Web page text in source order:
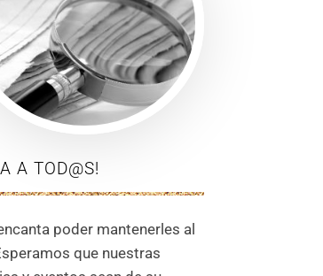
A TOD@S!
poder mantenerles al
que nuestras